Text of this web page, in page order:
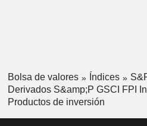
Bolsa de valores Índices
Derivados S&amp;P GSCI FPI
Productos de inversión